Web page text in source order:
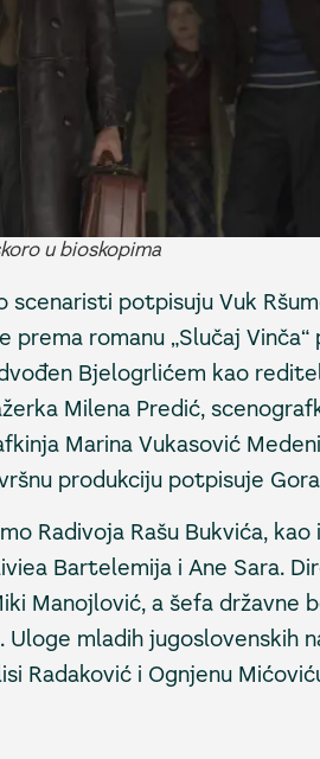
u bioskopima
scenaristi potpisuju Vuk
prema romanu „Slučaj
Bjelogrlićem kao
Milena Predić,
Marina Vukasović
produkciju potpisuje
Radivoja Rašu Bukvića,
Bartelemija i Ane Sara.
Manojlović, a šefa državne
Uloge mladih jugoslovenskih
Radaković i Ognjenu